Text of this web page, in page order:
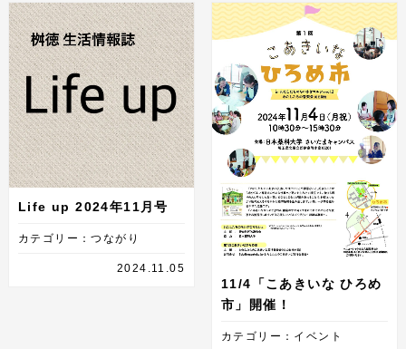
Life up 2024年11月号
カテゴリー：つながり
2024.11.05
11/4「こあきいな ひろめ
市」開催！
カテゴリー：イベント